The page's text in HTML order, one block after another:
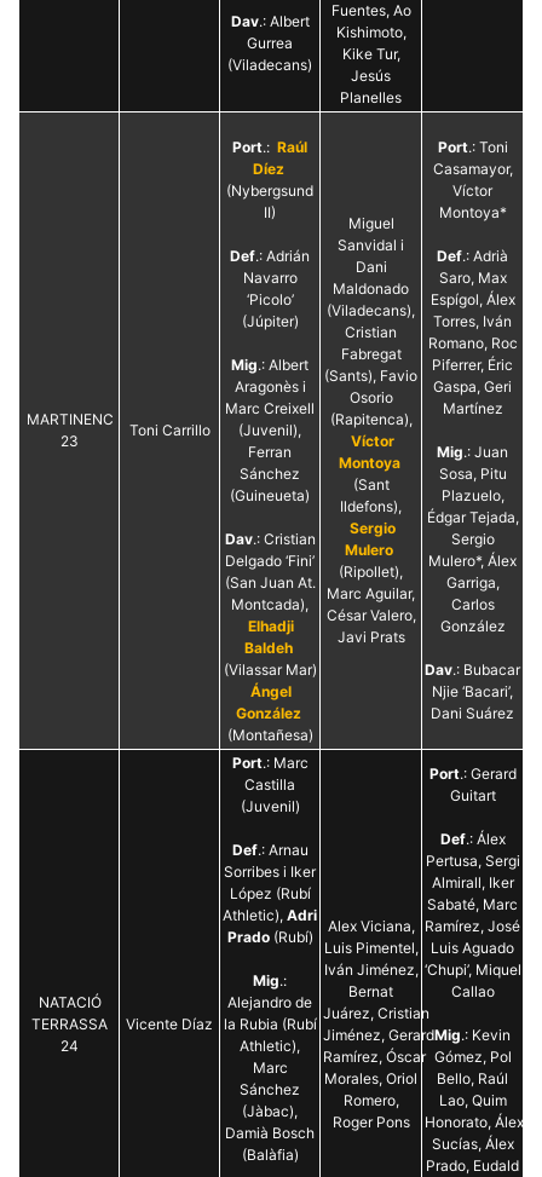
Dav.: Albert
Gurrea
(Viladecans)
Fuentes, Ao
Kishimoto,
Kike Tur,
Jesús
Planelles
MARTINENC
23
Toni Carrillo
Port.: Raúl
Díez
(Nybergsund
II)
Def.: Adrián
Navarro
‘Picolo’
(Júpiter)
Mig.: Albert
Aragonès i
Marc Creixell
(Juvenil),
Ferran
Sánchez
(Guineueta)
Dav.: Cristian
Delgado ‘Fini’
(San Juan At.
Montcada),
Elhadji
Baldeh
(Vilassar Mar)
Ángel
González
(Montañesa)
Miguel
Sanvidal i
Dani
Maldonado
(Viladecans),
Cristian
Fabregat
(Sants), Favio
Osorio
(Rapitenca),
Víctor
Montoya
(Sant
Ildefons),
Sergio
Mulero
(Ripollet),
Marc Aguilar,
César Valero,
Javi Prats
Port.: Toni
Casamayor,
Víctor
Montoya*
Def.: Adrià
Saro, Max
Espígol, Álex
Torres, Iván
Romano, Roc
Piferrer, Éric
Gaspa, Geri
Martínez
Mig.: Juan
Sosa, Pitu
Plazuelo,
Édgar Tejada,
Sergio
Mulero*, Álex
Garriga,
Carlos
González
Dav.: Bubacar
Njie ‘Bacari’,
Dani Suárez
NATACIÓ
TERRASSA
24
Vicente Díaz
Port.: Marc
Castilla
(Juvenil)
Def.: Arnau
Sorribes i Iker
López (Rubí
Athletic), Adri
Prado(Rubí)
Mig.:
Alejandro de
la Rubia (Rubí
Athletic),
Marc
Sánchez
(Jàbac),
Damià Bosch
(Balàfia)
Alex Viciana,
Luis Pimentel,
Iván Jiménez,
Bernat
Juárez, Cristian
Jiménez, Gerard
Ramírez, Óscar
Morales, Oriol
Romero,
Roger Pons
Port.: Gerard
Guitart
Def.: Álex
Pertusa, Sergi
Almirall, Iker
Sabaté, Marc
Ramírez, José
Luis Aguado
‘Chupi’, Miquel
Callao
Mig.: Kevin
Gómez, Pol
Bello, Raúl
Lao, Quim
Honorato, Álex
Sucías, Álex
Prado, Eudald